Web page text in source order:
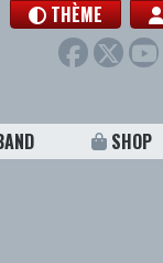
THÈME
SHOP